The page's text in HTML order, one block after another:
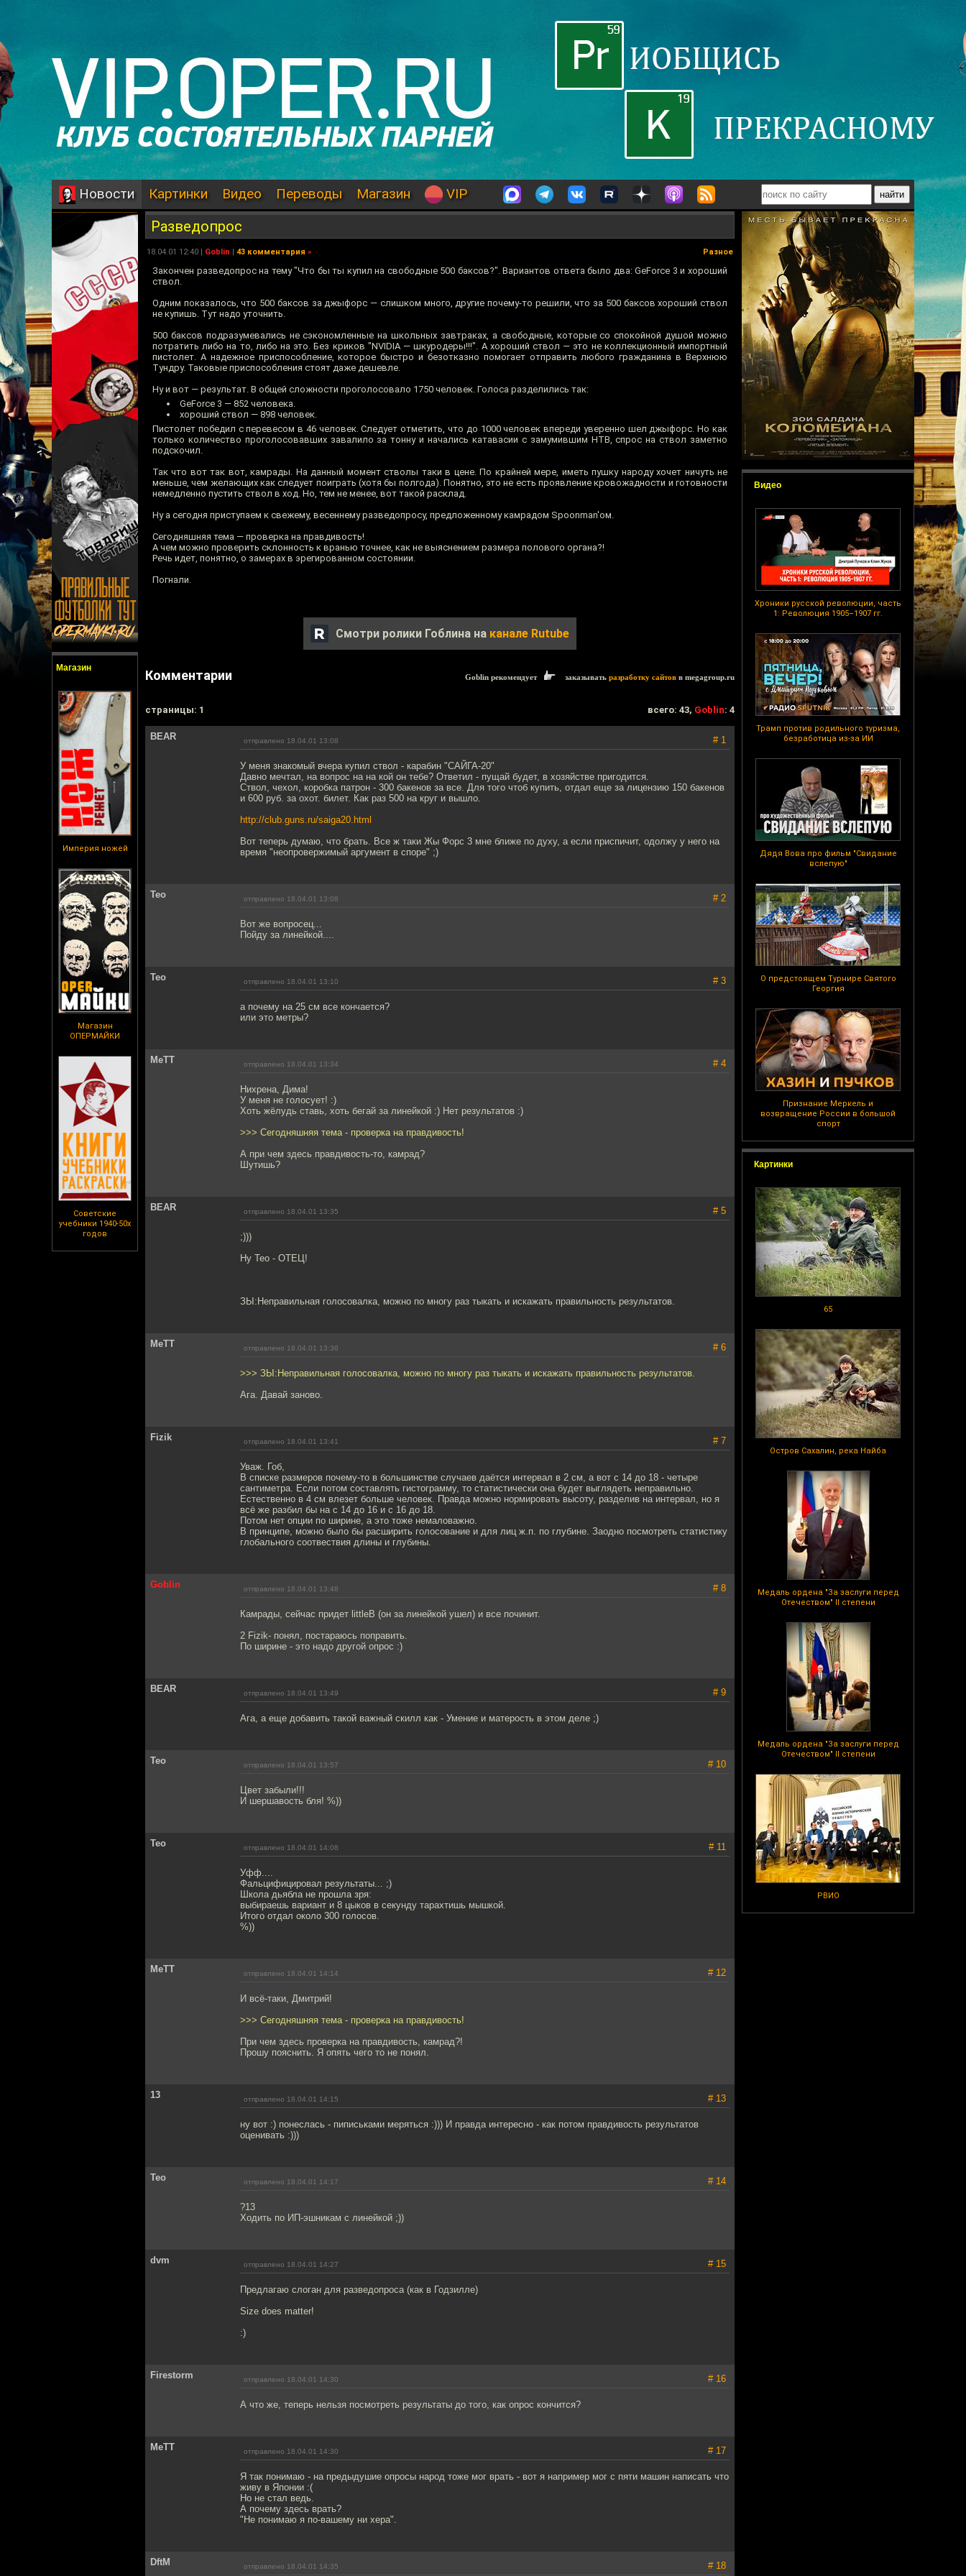
Новости Картинки Видео Переводы Магазин VIP
Магазин
Империя ножей
Магазин
ОПЕРМАЙКИ
Советские
учебники 1940-50х
годов
Видео
Хроники русской революции, часть
1: Революция 1905–1907 гг.
Трамп против родильного туризма,
безработица из-за ИИ
Дядя Вова про фильм "Свидание
вслепую"
О предстоящем Турнире Святого
Георгия
Признание Меркель и
возвращение России в большой
спорт
Картинки
65
Остров Сахалин, река Найба
Медаль ордена "За заслуги перед
Отечеством" II степени
Медаль ордена "За заслуги перед
Отечеством" II степени
РВИО
Разведопрос
18.04.01 12:40 | Goblin | 43 комментария » Разное
Закончен разведопрос на тему "Что бы ты купил на свободные 500 баксов?". Вариантов ответа было два: GeForce 3 и хороший
ствол.
Одним показалось, что 500 баксов за джыфорс — слишком много, другие почему-то решили, что за 500 баксов хороший ствол
не купишь. Тут надо уточнить.
500 баксов подразумевались не сэкономленные на школьных завтраках, а свободные, которые со спокойной душой можно
потратить либо на то, либо на это. Без криков "NVIDIA — шкуродеры!!!". А хороший ствол — это не коллекционный импортный
пистолет. А надежное приспособление, которое быстро и безотказно помогает отправить любого гражданина в Верхнюю
Тундру. Таковые приспособления стоят даже дешевле.
Ну и вот — результат. В общей сложности проголосовало 1750 человек. Голоса разделились так:
GeForce 3 — 852 человека.
хороший ствол — 898 человек.
Пистолет победил с перевесом в 46 человек. Следует отметить, что до 1000 человек впереди уверенно шел джыфорс. Но как
только количество проголосовавших завалило за тонну и начались катавасии с замумившим НТВ, спрос на ствол заметно
подскочил.
Так что вот так вот, камрады. На данный момент стволы таки в цене. По крайней мере, иметь пушку народу хочет ничуть не
меньше, чем желающих как следует поиграть (хотя бы полгода). Понятно, это не есть проявление кровожадности и готовности
немедленно пустить ствол в ход. Но, тем не менее, вот такой расклад.
Ну а сегодня приступаем к свежему, весеннему разведопросу, предложенному камрадом Spoonman'ом.
Сегодняшняя тема — проверка на правдивость!
А чем можно проверить склонность к вранью точнее, как не выяснением размера полового органа?!
Речь идет, понятно, о замерах в эрегированном состоянии.
Погнали.
Смотри ролики Гоблина на канале Rutube
Комментарии Goblin рекомендует заказывать разработку сайтов в megagroup.ru
cтраницы: 1 всего: 43, Goblin: 4
BEAR отправлено 18.04.01 13:08 # 1
У меня знакомый вчера купил ствол - карабин "САЙГА-20"
Давно мечтал, на вопрос на на кой он тебе? Ответил - пущай будет, в хозяйстве пригодится.
Ствол, чехол, коробка патрон - 300 бакенов за все. Для того чтоб купить, отдал еще за лицензию 150 бакенов
и 600 руб. за охот. билет. Как раз 500 на круг и вышло.
http://club.guns.ru/saiga20.html
Вот теперь думаю, что брать. Все ж таки Жы Форс 3 мне ближе по духу, а если приспичит, одолжу у него на
время "неопровержимый аргумент в споре" ;)
Teo отправлено 18.04.01 13:08 # 2
Вот же вопросец...
Пойду за линейкой....
Teo отправлено 18.04.01 13:10 # 3
а почему на 25 см все кончается?
или это метры?
MeTT отправлено 18.04.01 13:34 # 4
Нихрена, Дима!
У меня не голосует! :)
Хоть жёлудь ставь, хоть бегай за линейкой :) Нет результатов :)
>>> Сегодняшняя тема - проверка на правдивость!
А при чем здесь правдивость-то, камрад?
Шутишь?
BEAR отправлено 18.04.01 13:35 # 5
;)))
Ну Teo - ОТЕЦ!
ЗЫ:Неправильная голосовалка, можно по многу раз тыкать и искажать правильность результатов.
MeTT отправлено 18.04.01 13:36 # 6
>>> ЗЫ:Неправильная голосовалка, можно по многу раз тыкать и искажать правильность результатов.
Ага. Давай заново.
Fizik отправлено 18.04.01 13:41 # 7
Уваж. Гоб,
В списке размеров почему-то в большинстве случаев даётся интервал в 2 см, а вот с 14 до 18 - четыре
сантиметра. Если потом составлять гистограмму, то статистически она будет выглядеть неправильно.
Естественно в 4 см влезет больше человек. Правда можно нормировать высоту, разделив на интервал, но я
всё же разбил бы на с 14 до 16 и с 16 до 18.
Потом нет опции по ширине, а это тоже немаловажно.
В принципе, можно было бы расширить голосование и для лиц ж.п. по глубине. Заодно посмотреть статистику
глобального соотвествия длины и глубины.
Goblin отправлено 18.04.01 13:48 # 8
Камрады, сейчас придет littleB (он за линейкой ушел) и все починит.
2 Fizik- понял, постараюсь поправить.
По ширине - это надо другой опрос :)
BEAR отправлено 18.04.01 13:49 # 9
Ага, а еще добавить такой важный скилл как - Умение и матерость в этом деле ;)
Teo отправлено 18.04.01 13:57 # 10
Цвет забыли!!!
И шершавость бля! %))
Teo отправлено 18.04.01 14:08 # 11
Уфф....
Фальцифицировал результаты... ;)
Школа дьябла не прошла зря:
выбираешь вариант и 8 цыков в секунду тарахтишь мышкой.
Итого отдал около 300 голосов.
%))
MeTT отправлено 18.04.01 14:14 # 12
И всё-таки, Дмитрий!
>>> Сегодняшняя тема - проверка на правдивость!
При чем здесь проверка на правдивость, камрад?!
Прошу пояснить. Я опять чего то не понял.
13 отправлено 18.04.01 14:15 # 13
ну вот :) понеслась - пиписьками меряться :))) И правда интересно - как потом правдивость результатов
оценивать :)))
Teo отправлено 18.04.01 14:17 # 14
?13
Ходить по ИП-эшникам с линейкой ;))
dvm отправлено 18.04.01 14:27 # 15
Предлагаю слоган для разведопроса (как в Годзилле)
Size does matter!
:)
Firestorm отправлено 18.04.01 14:30 # 16
А что же, теперь нельзя посмотреть результаты до того, как опрос кончится?
MeTT отправлено 18.04.01 14:30 # 17
Я так понимаю - на предыдушие опросы народ тоже мог врать - вот я например мог с пяти машин написать что
живу в Японии :(
Но не стал ведь.
А почему здесь врать?
"Не понимаю я по-вашему ни хера".
DftM отправлено 18.04.01 14:35 # 18